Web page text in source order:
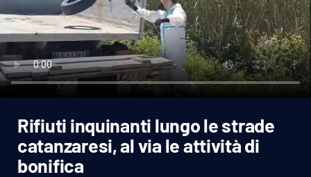
Politica
Attualità
Economia e lavoro
Italia Mondo
Sanità
Rifiuti inquinanti lungo le strade
catanzaresi, al via le attività di
bonifica